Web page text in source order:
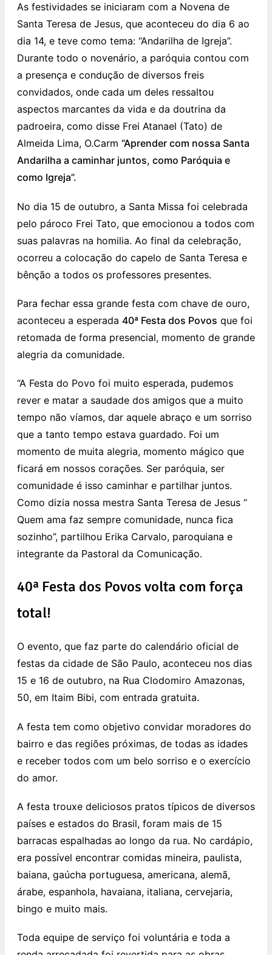
As festividades se iniciaram com a Novena de
Santa Teresa de Jesus, que aconteceu do dia 6 ao
dia 14, e teve como tema: “Andarilha de Igreja”.
Durante todo o novenário, a paróquia contou com
a presença e condução de diversos freis
convidados, onde cada um deles ressaltou
aspectos marcantes da vida e da doutrina da
padroeira, como disse Frei Atanael (Tato) de
Almeida Lima, O.Carm “Aprender com nossa Santa
Andarilha a caminhar juntos, como Paróquia e
como Igreja”.
No dia 15 de outubro, a Santa Missa foi celebrada
pelo pároco Frei Tato, que emocionou a todos com
suas palavras na homilia. Ao final da celebração,
ocorreu a colocação do capelo de Santa Teresa e
bênção a todos os professores presentes.
Para fechar essa grande festa com chave de ouro,
aconteceu a esperada 40ª Festa dos Povos que foi
retomada de forma presencial, momento de grande
alegria da comunidade.
“A Festa do Povo foi muito esperada, pudemos
rever e matar a saudade dos amigos que a muito
tempo não víamos, dar aquele abraço e um sorriso
que a tanto tempo estava guardado. Foi um
momento de muita alegria, momento mágico que
ficará em nossos corações. Ser paróquia, ser
comunidade é isso caminhar e partilhar juntos.
Como dizia nossa mestra Santa Teresa de Jesus “
Quem ama faz sempre comunidade, nunca fica
sozinho”, partilhou Erika Carvalo, paroquiana e
integrante da Pastoral da Comunicação.
40ª Festa dos Povos volta com força
total!
O evento, que faz parte do calendário oficial de
festas da cidade de São Paulo, aconteceu nos dias
15 e 16 de outubro, na Rua Clodomiro Amazonas,
50, em Itaim Bibi, com entrada gratuita.
A festa tem como objetivo convidar moradores do
bairro e das regiões próximas, de todas as idades
e receber todos com um belo sorriso e o exercício
do amor.
A festa trouxe deliciosos pratos típicos de diversos
países e estados do Brasil, foram mais de 15
barracas espalhadas ao longo da rua. No cardápio,
era possível encontrar comidas mineira, paulista,
baiana, gaúcha portuguesa, americana, alemã,
árabe, espanhola, havaiana, italiana, cervejaria,
bingo e muito mais.
Toda equipe de serviço foi voluntária e toda a